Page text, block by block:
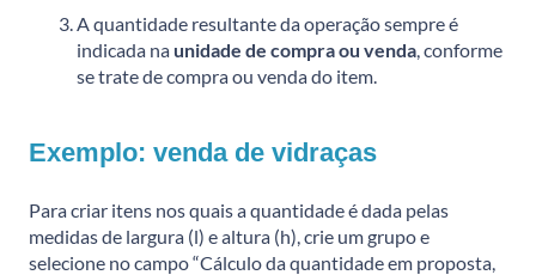
A quantidade resultante da operação sempre é
indicada na unidade de compra ou venda , conforme
se trate de compra ou venda do item.
Exemplo: venda de vidraças
Para criar itens nos quais a quantidade é dada pelas
medidas de largura (l) e altura (h), crie um grupo e
selecione no campo “Cálculo da quantidade em proposta,